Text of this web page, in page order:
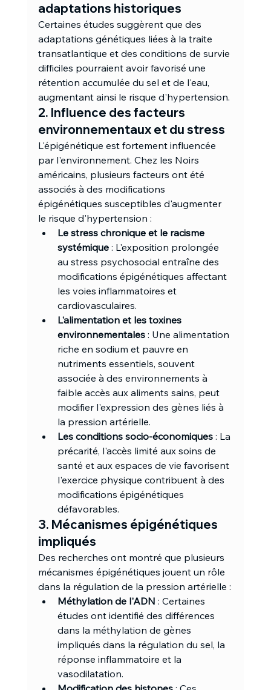
adaptations historiques
Certaines études suggèrent que des
adaptations génétiques liées à la traite
transatlantique et des conditions de survie
difficiles pourraient avoir favorisé une
rétention accumulée du sel et de l'eau,
augmentant ainsi le risque d'hypertension.
2. Influence des facteurs
environnementaux et du stress
L'épigénétique est fortement influencée
par l'environnement. Chez les Noirs
américains, plusieurs facteurs ont été
associés à des modifications
épigénétiques susceptibles d'augmenter
le risque d'hypertension :
Le stress chronique et le racisme
systémique : L'exposition prolongée
au stress psychosocial entraîne des
modifications épigénétiques affectant
les voies inflammatoires et
cardiovasculaires.
L'alimentation et les toxines
environnementales : Une alimentation
riche en sodium et pauvre en
nutriments essentiels, souvent
associée à des environnements à
faible accès aux aliments sains, peut
modifier l'expression des gènes liés à
la pression artérielle.
Les conditions socio-économiques : La
précarité, l'accès limité aux soins de
santé et aux espaces de vie favorisent
l'exercice physique contribuent à des
modifications épigénétiques
défavorables.
3. Mécanismes épigénétiques
impliqués
Des recherches ont montré que plusieurs
mécanismes épigénétiques jouent un rôle
dans la régulation de la pression artérielle :
Méthylation de l'ADN : Certaines
études ont identifié des différences
dans la méthylation de gènes
impliqués dans la régulation du sel, la
réponse inflammatoire et la
vasodilatation.